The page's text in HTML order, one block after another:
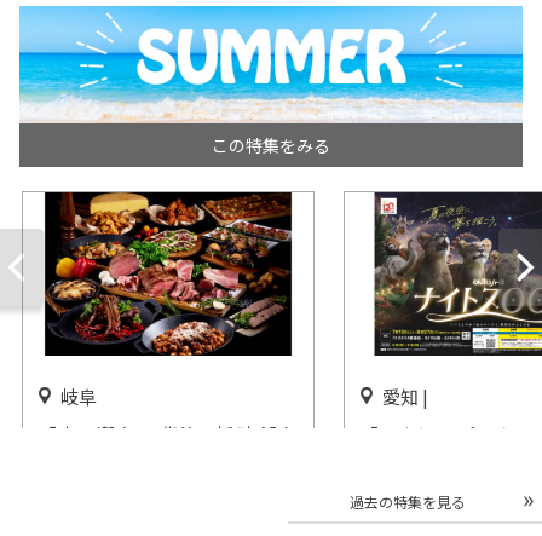
この特集をみる
岐阜
「肉の饗宴 ～背徳の旨味 溢れ
愛知 |
「のんほいパークナ
開催中
過去の特集を見る